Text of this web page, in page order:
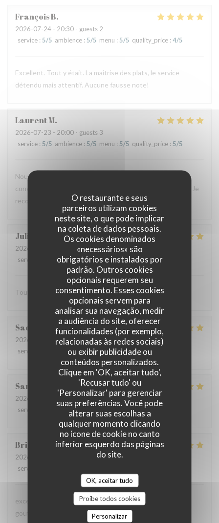
O restaurante e seus
parceiros utilizam cookies
neste site, o que pode implicar
na coleta de dados pessoais.
Os cookies denominados
«necessários» são
obrigatórios e instalados por
padrão. Outros cookies
opcionais requerem seu
consentimento. Esses cookies
opcionais servem para
analisar sua navegação, medir
a audiência do site, oferecer
funcionalidades (por exemplo,
relacionadas às redes sociais)
ou exibir publicidade ou
conteúdos personalizados.
Clique em 'OK, aceitar tudo',
'Recusar tudo' ou
'Personalizar' para gerenciar
suas preferências. Você pode
alterar suas escolhas a
qualquer momento clicando
no ícone de cookie no canto
inferior esquerdo das páginas
do site.
OK, aceitar tudo
Proíbe todos cookies
Personalizar
FrançoisB
2026-07-24 - 20:30 - guests 2
service : 5/5 ambience : 5/5 menu : 5/5 quality_price : 4/5
Excellent. Tout y était. La maitrise des plats, le service
détendu mais attentif. Aucune fausse note!
LaurentM
2026-07-23 - 20:00 - guests 3
service : 5/5 ambience : 5/5 menu : 5/5 quality_price : 5/5
Nouvelle expérience hier, et le résultat est toujours aussi
convaincant : plats savoureux, personnel aux petits soins. Je
recommande vivement !
Julien
2026-07-16
- 20:00 - guests 2
service
ambience:5/5 menu:5/5 quality_price
Tout est excellent Beaucoup de goût et de saveur
Sacha
2026-07-15
- 13:00 - guests 3
service
ambience: 5/5 menu:5/5 quality_price
Sandrine
2026-07-09
- 12:30 - guests 6
service
ambience quality_price
Brigitte
2026-07-08
- 12:45 - guests 3
service
excellente présentation dans les assiettes et saveur très
gouteuses pour les papilles